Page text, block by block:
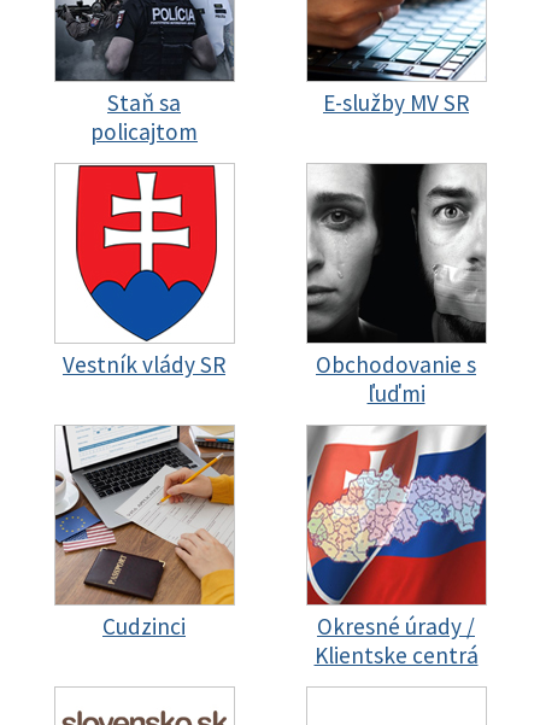
Staň sa
policajtom
E-služby MV SR
Vestník vlády SR
Obchodovanie s
ľuďmi
Cudzinci
Okresné úrady /
Klientske centrá